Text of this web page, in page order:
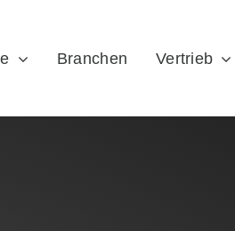
Branchen Vertrieb